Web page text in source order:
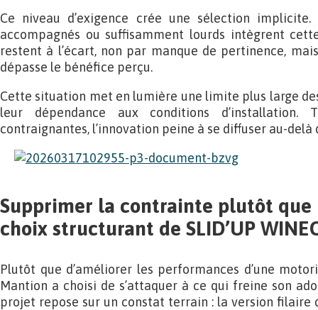
Ce niveau d’exigence crée une sélection
accompagnés ou suffisamment lourds intègrent
restent à l’écart, non par manque de pertinence,
dépasse le bénéfice perçu.
Cette situation met en lumière une limite plus large
leur dépendance aux conditions d’installation.
contraignantes, l’innovation peine à se diffuser au-delà
Supprimer la contrainte plutôt que
choix structurant de SLID’UP
Plutôt que d’améliorer les performances d’une
Mantion a choisi de s’attaquer à ce qui freine son
projet repose sur un constat terrain : la version